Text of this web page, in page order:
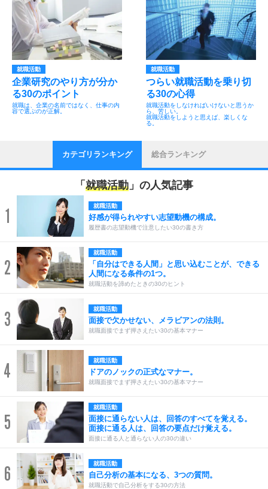
就職活動
企業研究のやり方が分か
る30のポイント
就職は、企業の名前ではなく、仕事の内
容で選ぶのが正解。
就職活動
つらい就職活動を乗り切
る30の心得
就職活動をしなければいけないと思うか
ら、苦しい。
就職活動をしようと思えば、楽しくな
る。
カテゴリランキング 総合ランキング
「 就職活動 」の人気記事
1 就職活動
好感が得られやすい志望動機の構成。
履歴書の志望動機で注意したい30の書き方
2
就職活動
「自分はできる人間」と思い込むことが、できる
人間になる条件の1つ。
就職活動を諦めたときの30のヒント
3 就職活動
面接で欠かせない、メラビアンの法則。
就職面接でまず押さえたい30の基本マナー
4 就職活動
ドアのノックの正式なマナー。
就職面接でまず押さえたい30の基本マナー
5
就職活動
面接に通らない人は、回答のすべてを覚える。
面接に通る人は、回答の要点だけ覚える。
面接に通る人と通らない人の30の違い
6 就職活動
自己分析の基本になる、3つの質問。
就職活動で自己分析をする30の方法